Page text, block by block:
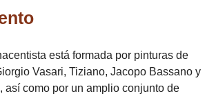
está formada por pinturas de
Vasari, Tiziano, Jacopo Bassano y
así como por un amplio conjunto de